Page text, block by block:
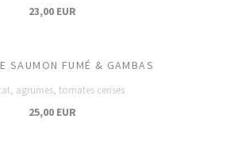
23,00 EUR
SAUMON FUMÉ & GAMBAS
agrumes, tomates cerises
25,00 EUR